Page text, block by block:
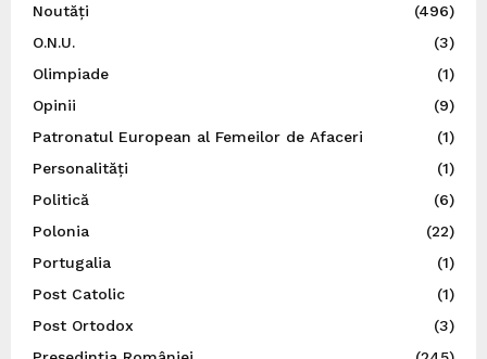
Noutăți
(496)
O.N.U.
(3)
Olimpiade
(1)
Opinii
(9)
Patronatul European al Femeilor de Afaceri
(1)
Personalități
(1)
Politică
(6)
Polonia
(22)
Portugalia
(1)
Post Catolic
(1)
Post Ortodox
(3)